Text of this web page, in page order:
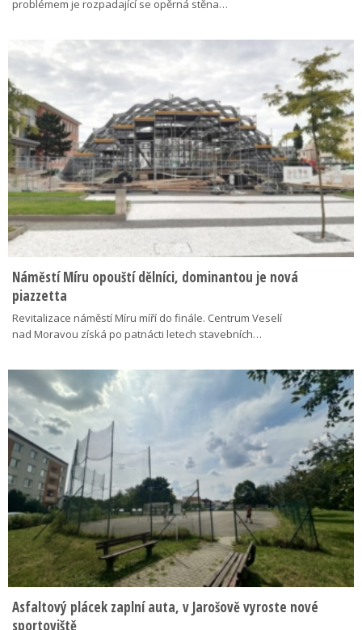
problémem je rozpadající se opěrná stěna…
Náměstí Míru opouští dělníci, dominantou je nová
piazzetta
Revitalizace náměstí Míru míří do finále. Centrum Veselí
nad Moravou získá po patnácti letech stavebních…
Asfaltový plácek zaplní auta, v Jarošově vyroste nové
sportoviště